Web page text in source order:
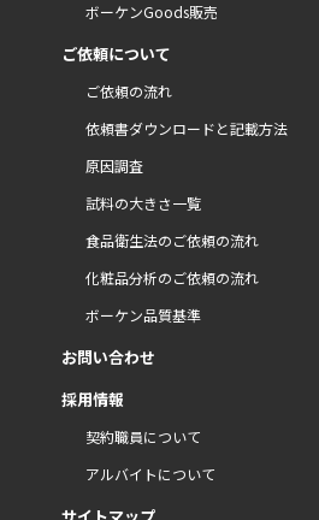
ボーケンGoods販売
ご依頼について
ご依頼の流れ
依頼書ダウンロードと記載方法
原因調査
試料の大きさ一覧
食品衛生法のご依頼の流れ
化粧品分析のご依頼の流れ
ボーケン品質基準
お問い合わせ
採用情報
契約職員について
アルバイトについて